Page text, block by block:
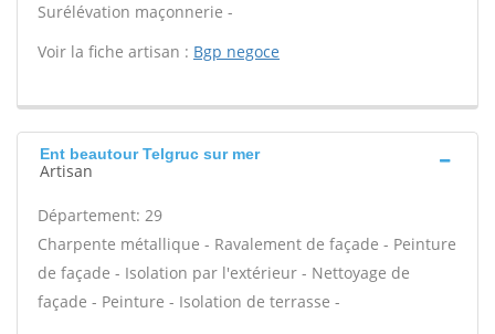
Surélévation maçonnerie -
Voir la fiche artisan : Bgp negoce
Ent beautour Telgruc sur mer
Artisan
Département: 29
Charpente métallique - Ravalement de façade - Peinture
de façade - Isolation par l'extérieur - Nettoyage de
façade - Peinture - Isolation de terrasse -